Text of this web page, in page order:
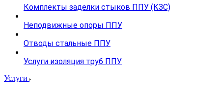
Комплекты заделки стыков ППУ (КЗС)
Неподвижные опоры ППУ
Отводы стальные ППУ
Услуги изоляция труб ППУ
Услуги